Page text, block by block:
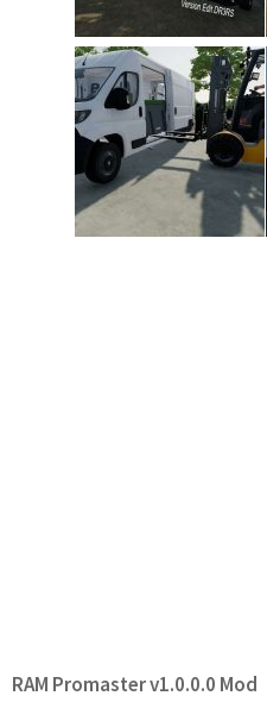
RAM Promaster v1.0.0.0 Mod